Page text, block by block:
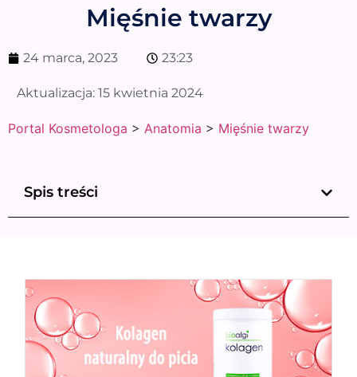
Mięśnie twarzy
24 marca, 2023 23:23
Aktualizacja: 15 kwietnia 2024
Portal Kosmetologa > Anatomia > Mięśnie twarzy
Spis treści